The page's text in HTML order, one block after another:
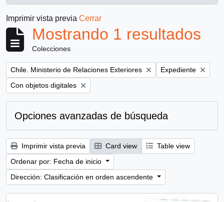
Imprimir vista previa Cerrar
Mostrando 1 resultados
Colecciones
Remove filter:
Chile. Ministerio de Relaciones Exteriores Remove filter:
Expediente
Remove filter:
Con objetos digitales
Opciones avanzadas de búsqueda
Imprimir vista previa Card view
Table view
Ordenar por: Fecha de inicio
Dirección: Clasificación en orden ascendente